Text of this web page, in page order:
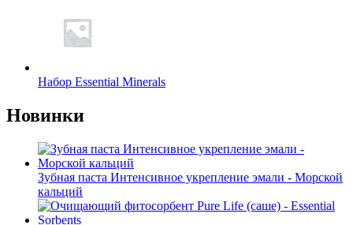
Набор Essential Minerals
Новинки
Зубная паста Интенсивное укрепление эмали - Морской
кальций